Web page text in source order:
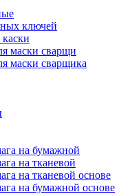
ключей
маски сварщи
маски сварщика
на бумажной
на тканевой
на тканевой основе
на бумажной основе